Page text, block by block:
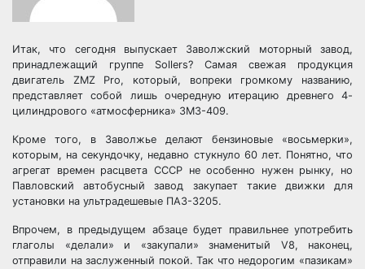
Итак, что сегодня выпускает Заволжский моторный завод,
принадлежащий группе Sollers? Самая свежая продукция
двигатель ZMZ Pro, который, вопреки громкому названию,
представляет собой лишь очередную итерацию древнего 4-
цилиндрового «атмосферника» ЗМЗ-409.
Кроме того, в Заволжье делают бензиновые «восьмерки»,
которым, на секундочку, недавно стукнуло 60 лет. Понятно, что
агрегат времен расцвета СССР не особенно нужен рынку, но
Павловский автобусный завод закупает такие движки для
установки на ультрадешевые ПАЗ-3205.
Впрочем, в предыдущем абзаце будет правильнее употребить
глаголы «делали» и «закупали» знаменитый V8, наконец,
отправили на заслуженный покой. Так что недорогим «пазикам»